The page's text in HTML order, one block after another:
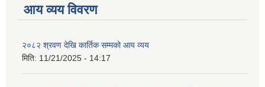
आय व्यय विवरण
२०८२ श्रवण देखि कार्तिक सम्मको आय व्यय
मिति: 11/21/2025 - 14:17